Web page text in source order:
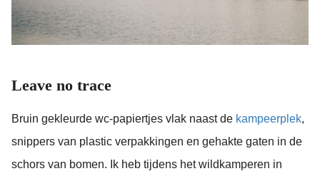
Leave no trace
Bruin gekleurde wc-papiertjes vlak naast de kampeerplek,
snippers van plastic verpakkingen en gehakte gaten in de
schors van bomen. Ik heb tijdens het wildkamperen in